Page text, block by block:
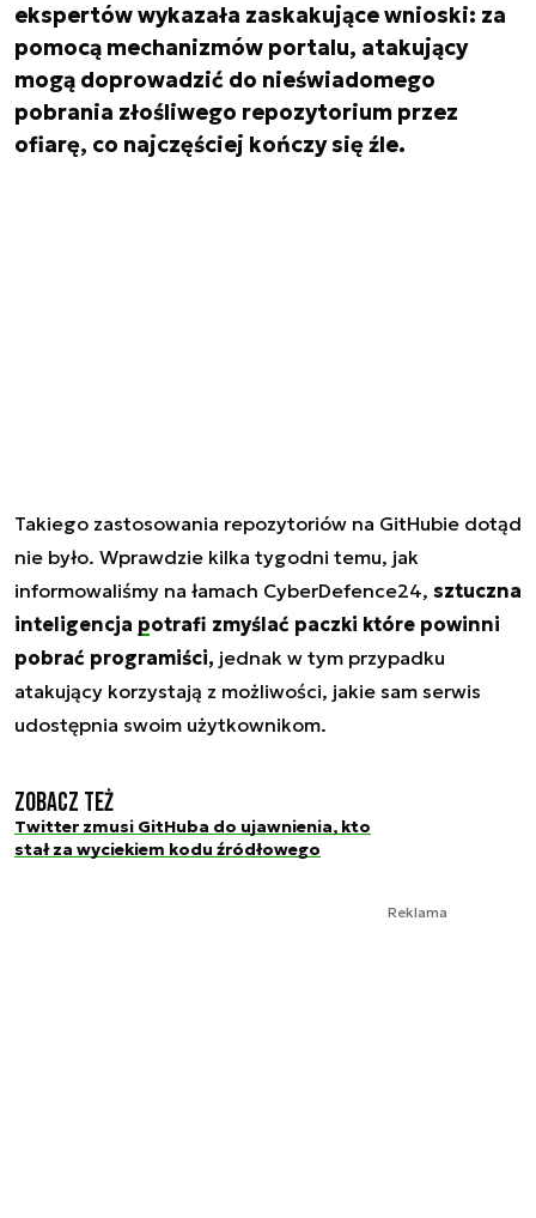
ekspertów wykazała zaskakujące wnioski: za
pomocą mechanizmów portalu, atakujący
mogą doprowadzić do nieświadomego
pobrania złośliwego repozytorium przez
ofiarę, co najczęściej kończy się źle.
Takiego zastosowania repozytoriów na GitHubie dotąd
nie było. Wprawdzie kilka tygodni temu, jak
informowaliśmy na łamach CyberDefence24, sztuczna
inteligencja potrafi zmyślać paczki które powinni
pobrać programiści, jednak w tym przypadku
atakujący korzystają z możliwości, jakie sam serwis
udostępnia swoim użytkownikom.
Zobacz też
Twitter zmusi GitHuba do ujawnienia, kto
stał za wyciekiem kodu źródłowego
Reklama